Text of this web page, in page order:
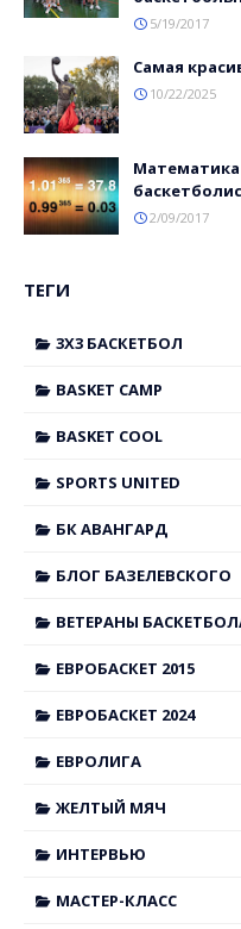
5/19/2017
Самая
10/22/2025
Математика
2/09/2017
ТЕГИ
3X3 БАСКЕТБОЛ
BASKET CAMP
BASKET COOL
SPORTS UNITED
БК АВАНГАРД
БЛОГ БАЗЕЛЕВСКОГО
ВЕТЕРАНЫ
ЕВРОБАСКЕТ 2015
ЕВРОБАСКЕТ 2024
ЕВРОЛИГА
ЖЕЛТЫЙ МЯЧ
ИНТЕРВЬЮ
МАСТЕР-КЛАСС